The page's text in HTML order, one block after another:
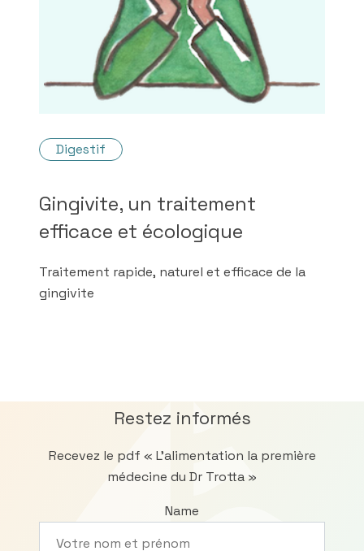
Digestif
Gingivite, un traitement
efficace et écologique
Traitement rapide, naturel et efficace de la
gingivite
Restez informés
Recevez le pdf « L’alimentation la première
médecine du Dr Trotta »
Name